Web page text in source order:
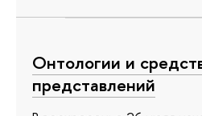
Онтологии и
представлений